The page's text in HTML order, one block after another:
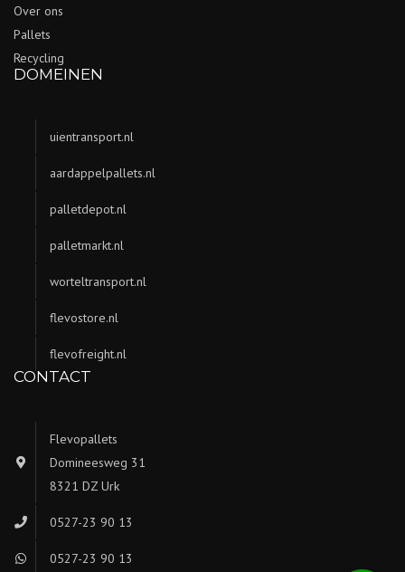
Over ons
Pallets
Recycling
DOMEINEN
uientransport.nl
aardappelpallets.nl
palletdepot.nl
palletmarkt.nl
worteltransport.nl
flevostore.nl
flevofreight.nl
CONTACT
Flevopallets
Domineesweg 31
8321 DZ Urk
0527-23 90 13
0527-23 90 13